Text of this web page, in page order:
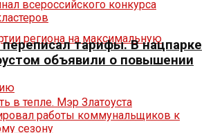
переписал тарифы. В нацпарке
объявили о повышении